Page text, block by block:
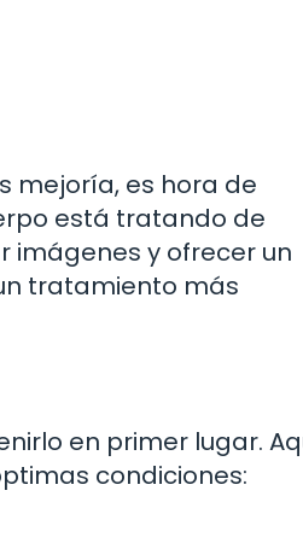
mejoría, es hora de
está tratando de
imágenes y ofrecer un
tratamiento más
en primer lugar.
condiciones: